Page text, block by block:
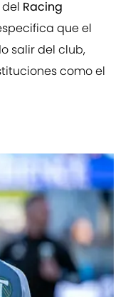
Racing
que el
salir del club,
como el